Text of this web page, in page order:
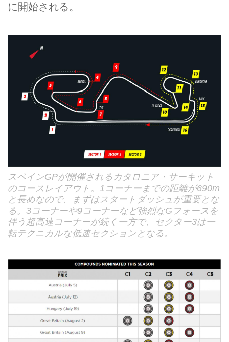
に開始される。
スペインGPが開催されるカタロニア・サーキット
のコースレイアウト。1コーナーまでの距離が690m
と長めなので、まずはスタートダッシュが重要とな
る。3コーナーや9コーナーなど強烈なGフォースを
伴う超高速コーナーが続く一方で、セクター3は一
転テクニカルな低速セクションとなる。